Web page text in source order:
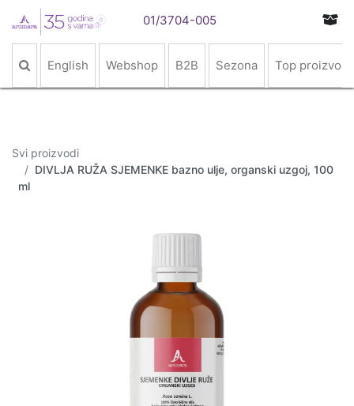
01/3704-005
English Webshop B2B Sezona Top proizvodi
Svi proizvodi
DIVLJA RUŽA SJEMENKE bazno ulje, organski uzgoj, 100
ml